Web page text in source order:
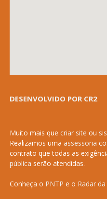
DESENVOLVIDO POR CR2
Muito mais que criar site ou
Realizamos uma assessoria
contrato que todas as
pública serão atendidas.
Conheça o PNTP e o Radar